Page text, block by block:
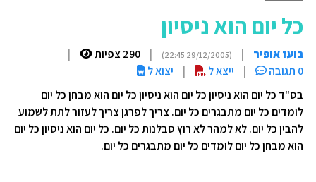
כל יום הוא ניסיון
בועז אופיר |
(29/12/2005 22:45)
| 290 צפיות
|
0 תגובה
| ייצא ל |
יצוא ל
בס"ד כל יום הוא ניסיון כל יום הוא ניסיון כל יום הוא מבחן כל יום
לומדים כל יום מתבגרים כל יום. צריך לפרגן צריך לעזור לתת לשמוע
להבין כל יום. לא למהר לא רוץ סבלנות כל יום. כל יום הוא ניסיון כל יום
הוא מבחן כל יום לומדים כל יום מתבגרים כל יום.